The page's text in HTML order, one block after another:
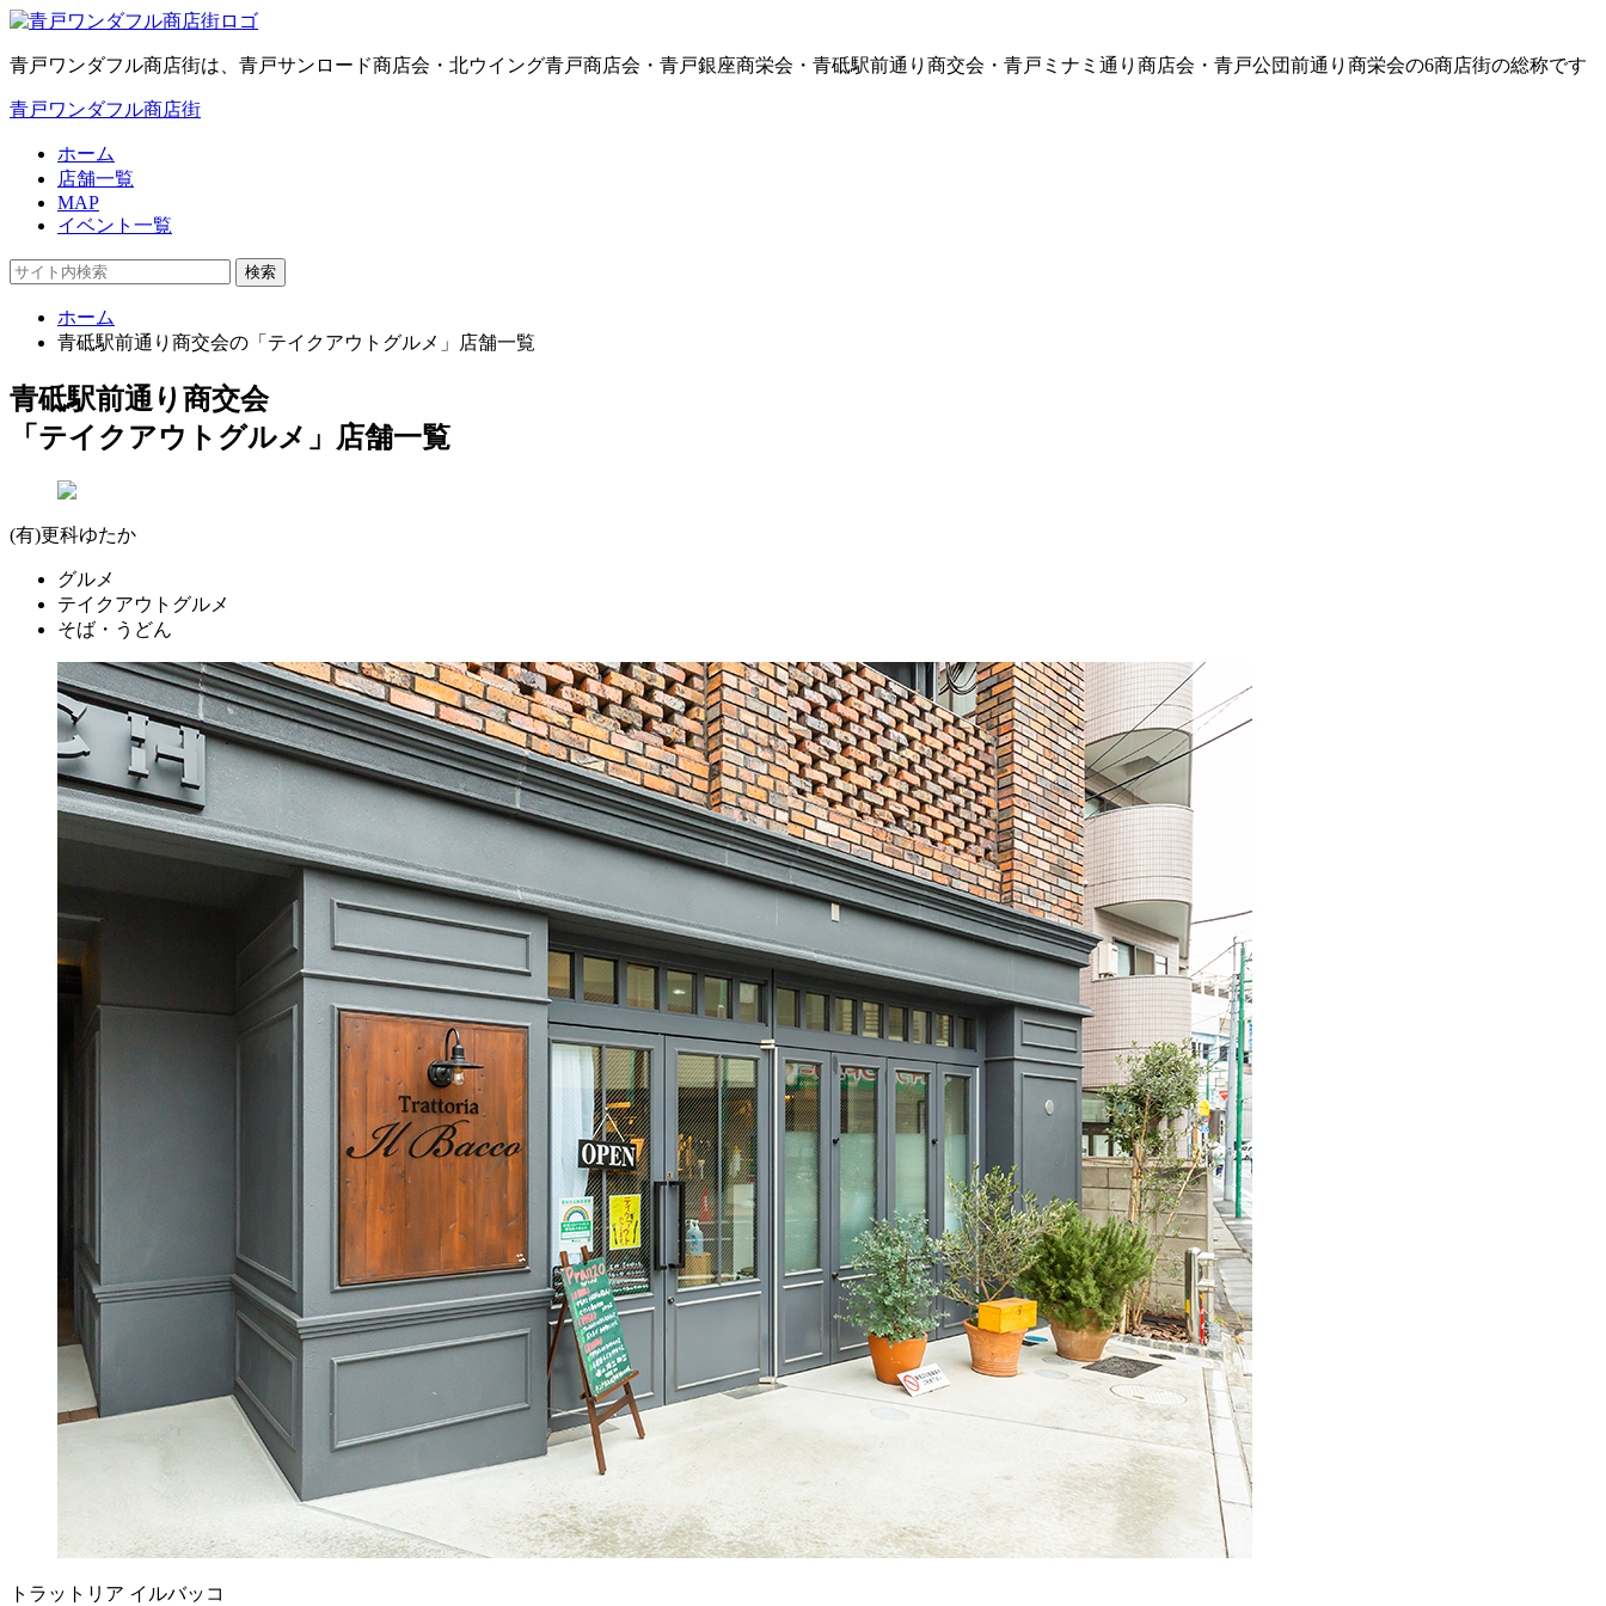
青戸ワンダフル商店街は、青戸サンロード商店会・北ウイング青戸商店会・青戸銀座商栄会・青砥駅前通り商交会・青戸ミナミ通り商店会・青戸公団前通り商栄会の6商店街の総称です
青戸ワンダフル商店街
ホーム
店舗一覧
MAP
イベント一覧
検索
ホーム
青砥駅前通り商交会の「テイクアウトグルメ」店舗一覧
青砥駅前通り商交会
「テイクアウトグルメ」店舗一覧
(有)更科ゆたか
グルメ
テイクアウトグルメ
そば・うどん
トラットリア イルバッコ